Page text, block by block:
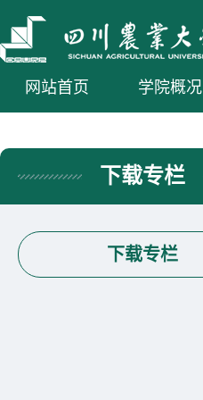
网站首页 学院概况
下载专栏
下载专栏